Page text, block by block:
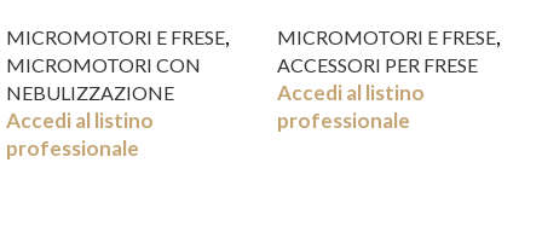
MICROMOTORI E FRESE,
MICROMOTORI CON
NEBULIZZAZIONE
Accedi al listino
professionale
MICROMOTORI E FRESE,
ACCESSORI PER FRESE
Accedi al listino
professionale